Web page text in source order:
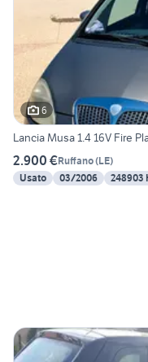
6
Lancia Musa 1.4 16V Fire
2.900 €Ruffano(LE)
Usato
03/2006 248903